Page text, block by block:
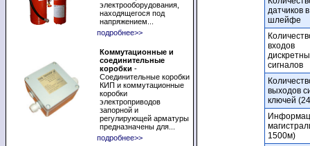
электрооборудования,
находящегося под
напряжением...
подробнее>>
Коммутационные и
соединительные
коробки -
Соединительные коробки
КИП и коммутационные
коробки
электроприводов
запорной и
регулирующей арматуры
предназначены для...
подробнее>>
датчиков в
шлейфе
входов
сигналов
выходов
ключей
1500м)